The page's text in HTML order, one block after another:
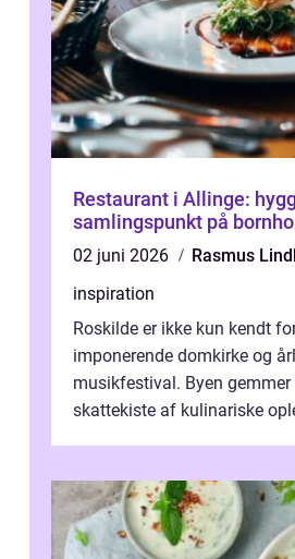
Restaurant i Allinge:
samlingspunkt på
02 juni 2026
Rasmus
inspiration
Roskilde er ikke kun kendt
imponerende domkirke og
musikfestival. Byen gemmer
skattekiste af kulinariske